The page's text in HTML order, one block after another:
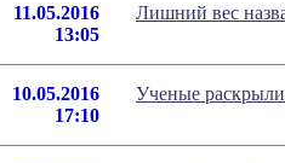
11.05.2016
13:05
Лишний вес
10.05.2016
17:10
Ученые